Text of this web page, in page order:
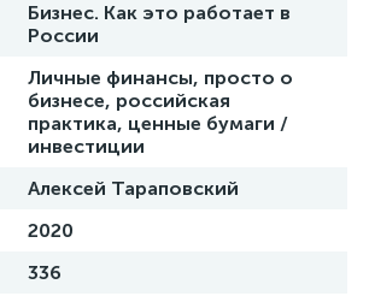
Бизнес. Как это работает в
России
Личные финансы, просто о
бизнесе, российская
практика, ценные бумаги /
инвестиции
Алексей Тараповский
2020
336